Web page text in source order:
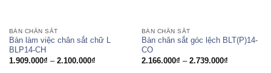
BÀN CHÂN SẮT
Bàn làm việc chân sắt chữ L
BLP14-CH
1.909.000₫ – 2.100.000₫Khoảng
BÀN CHÂN SẮT
Bàn chân sắt góc lệch BLT(P)14-
CO
2.166.000₫ – 2.739.000₫Khoảng